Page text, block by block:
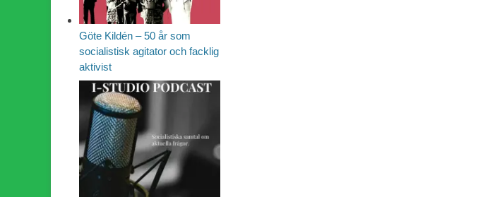
Göte Kildén – 50 år som
socialistisk agitator och facklig
aktivist